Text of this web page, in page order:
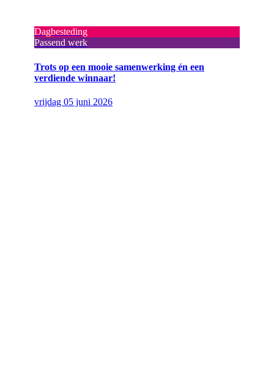
Dagbesteding
Passend werk
Trots op een mooie samenwerking én een
verdiende winnaar!
vrijdag 05 juni 2026